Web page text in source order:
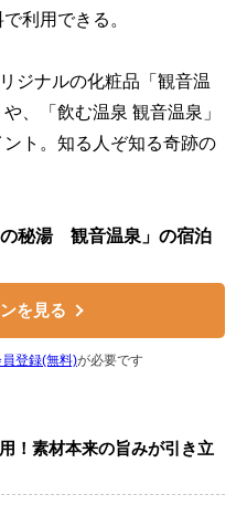
で利用できる。
ジナルの化粧品「観音温
、「飲む温泉 観音温泉」
ト。知る人ぞ知る奇跡の
秘湯 観音温泉」の宿泊
を見る
登録(無料)が必要です
！素材本来の旨みが引き立